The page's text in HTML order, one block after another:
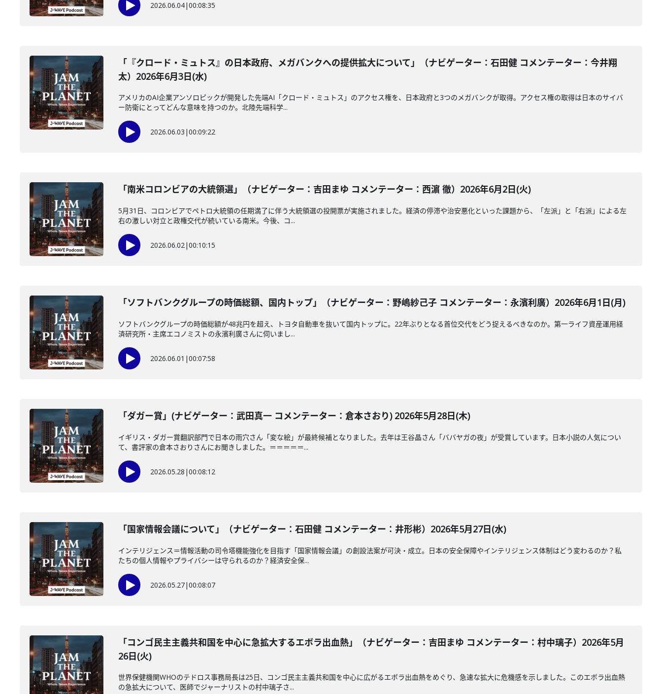
2026.06.04|00:08:35
「『クロード・ミュトス』の日本政府、メガバンクへの提供拡大について」（ナビゲーター：石田健 コメンテーター：今井翔
太）2026年6月3日(水)
アメリカのAI企業アンソロピックが開発した先端AI「クロード・ミュトス」のアクセス権を、日本政府と3つのメガバンクが取得。アクセス権の取得は日本のサイバ
ー防衛にとってどんな意味を持つのか。北陸先端科学...
2026.06.03 |00:09:22
「南米コロンビアの大統領選」（ナビゲーター：吉田まゆ コメンテーター：西濵 徹）2026年6月2日(火)
5月31日、コロンビアでペトロ大統領の任期満了に伴う大統領選の投開票が実施されました。経済の停滞や治安悪化といった課題から、「左派」と「右派」による左
右の激しい対立と政権交代が続いている南米。今後、コ...
2026.06.02|00:10:15
「ソフトバンクグループの時価総額、国内トップ」（ナビゲーター：野嶋紗己子 コメンテーター：永濱利廣）2026年6月1日(月)
ソフトバンクグループの時価総額が48兆円を超え、トヨタ自動車を抜いて国内トップに。22年ぶりとなる首位交代をどう捉えるべきなのか。第一ライフ資産運用経
済研究所・主席エコノミストの永濱利廣さんに伺いまし...
2026.06.01 |00:07:58
「ダガー賞」(ナビゲーター：武田真一 コメンテーター：倉本さおり) 2026年5月28日(木)
イギリス・ダガー賞翻訳部門で日本の雨穴さん「変な絵」が最終候補となりました。去年は王谷晶さん「ババヤガの夜」が受賞しています。日本小説の人気につい
て、書評家の倉本さおりさんにお聞きしました。＝＝＝＝＝...
2026.05.28 |00:08:12
「国家情報会議について」（ナビゲーター：石田健 コメンテーター：井形彬）2026年5月27日(水)
インテリジェンス＝情報活動の司令塔機能強化を目指す「国家情報会議」の創設法案が可決・成立。日本の安全保障やインテリジェンス体制はどう変わるのか？私
たちの個人情報やプライバシーは守られるのか？経済安全保...
2026.05.27|00:08:07
「コンゴ民主主義共和国を中心に急拡大するエボラ出血熱」（ナビゲーター：吉田まゆ コメンテーター：村中璃子）2026年5月
26日(火)
世界保健機関WHOのテドロス事務局長は25日、コンゴ民主主義共和国を中心に広がるエボラ出血熱をめぐり、急速な拡大に危機感を示しました。このエボラ出血熱
の急拡大について、医師でジャーナリストの村中璃子さ...